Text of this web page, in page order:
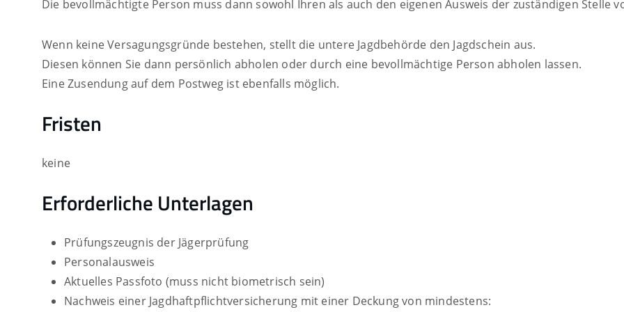
Die bevollmächtigte Person muss dann sowohl Ihren als auch den eigenen Ausweis der zuständigen Stelle
Wenn keine Versagungsgründe bestehen, stellt die untere Jagdbehörde den Jagdschein aus.
Diesen können Sie dann persönlich abholen oder durch eine bevollmächtige Person abholen lassen.
Eine Zusendung auf dem Postweg ist ebenfalls möglich.
Fristen
keine
Erforderliche Unterlagen
Prüfungszeugnis der Jägerprüfung
Personalausweis
Aktuelles Passfoto (muss nicht biometrisch sein)
Nachweis einer Jagdhaftpflichtversicherung mit einer Deckung von mindestens: